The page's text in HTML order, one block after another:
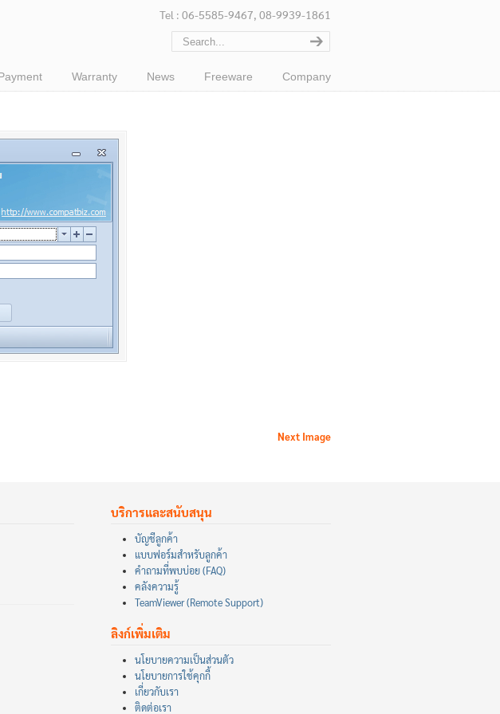
Tel : 06-5585-9467, 08-9939-1861
Warranty News Freeware Company
Next Image
บริการและสนับสนุน
บัญชีลูกค้า
แบบฟอร์มสำหรับลูกค้า
คำถามที่พบบ่อย (FAQ)
คลังความรู้
TeamViewer (Remote Support)
ลิงก์เพิ่มเติม
นโยบายความเป็นส่วนตัว
นโยบายการใช้คุกกี้
เกี่ยวกับเรา
ติดต่อเรา